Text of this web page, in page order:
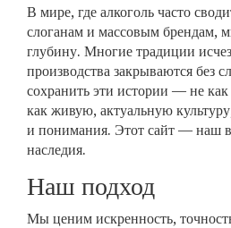
В мире, где алкоголь часто
слоганам и массовым брендам,
глубину. Многие традиции
производства закрываются без
сохранить эти истории — не
как живую, актуальную
и понимания. Этот сайт — наш
наследия.
Наш подход
Мы ценим искренность,